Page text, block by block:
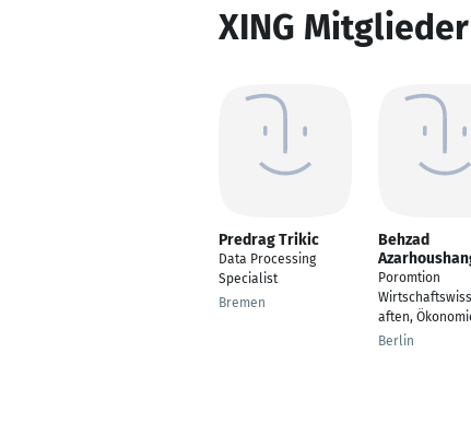
XING
Predrag Trikic
Data Processing
Specialist
Bremen
Behzad
Poromtion
aften,
Berlin